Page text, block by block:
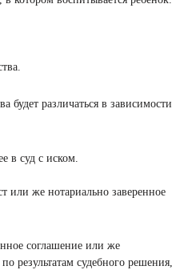
будет различаться в зависимости
в суд с иском.
или же нотариально заверенное
соглашение или же
результатам судебного решения,